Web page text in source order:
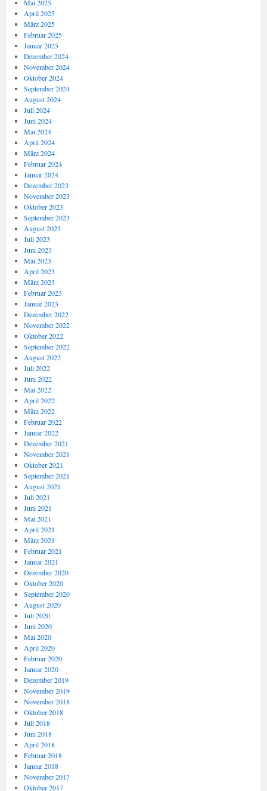
Mai 2025
April 2025
März 2025
Februar 2025
Januar 2025
Dezember 2024
November 2024
Oktober 2024
September 2024
August 2024
Juli 2024
Juni 2024
Mai 2024
April 2024
März 2024
Februar 2024
Januar 2024
Dezember 2023
November 2023
Oktober 2023
September 2023
August 2023
Juli 2023
Juni 2023
Mai 2023
April 2023
März 2023
Februar 2023
Januar 2023
Dezember 2022
November 2022
Oktober 2022
September 2022
August 2022
Juli 2022
Juni 2022
Mai 2022
April 2022
März 2022
Februar 2022
Januar 2022
Dezember 2021
November 2021
Oktober 2021
September 2021
August 2021
Juli 2021
Juni 2021
Mai 2021
April 2021
März 2021
Februar 2021
Januar 2021
Dezember 2020
Oktober 2020
September 2020
August 2020
Juli 2020
Juni 2020
Mai 2020
April 2020
Februar 2020
Januar 2020
Dezember 2019
November 2019
November 2018
Oktober 2018
Juli 2018
Juni 2018
April 2018
Februar 2018
Januar 2018
November 2017
Oktober 2017